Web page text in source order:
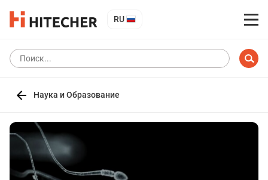
RU
Наука и Образование